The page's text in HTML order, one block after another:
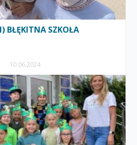
BŁĘKITNA SZKOŁA
10.06.2024